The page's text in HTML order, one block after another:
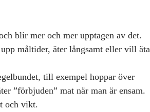
blir mer och mer upptagen av det.
måltider, äter långsamt eller vill äta
till exempel hoppar över
”förbjuden” mat när man är ensam.
och vikt.